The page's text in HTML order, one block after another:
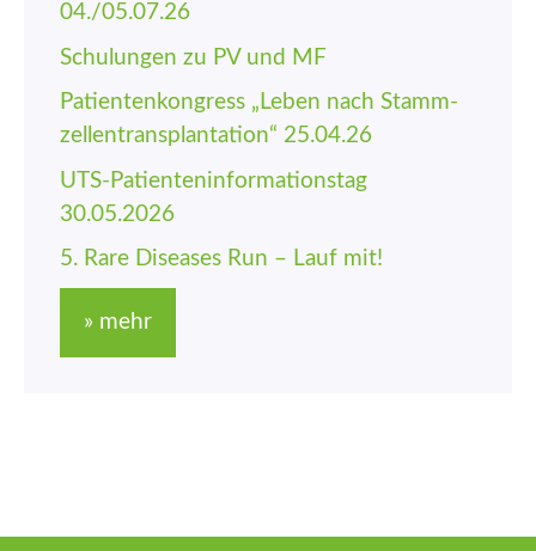
04./05.07.26
Schulungen zu PV und MF
Patienten­kongress „Leben nach Stamm­
zellen­trans­plantation“ 25.04.26
UTS-Patienten­informations­tag
30.05.2026
5. Rare Diseases Run – Lauf mit!
» mehr